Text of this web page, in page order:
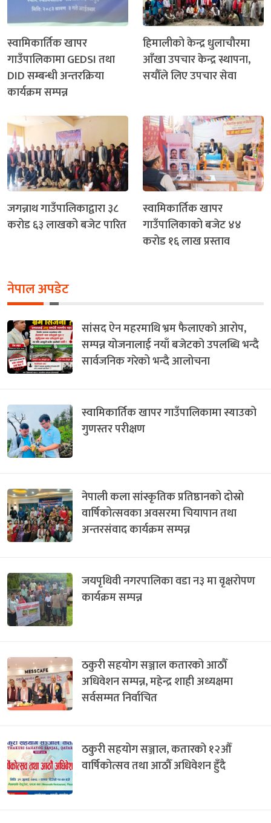
स्वामिकार्तिक खापर
गाउँपालिकामा GEDSI तथा
DID सम्बन्धी अन्तरक्रिया
कार्यक्रम सम्पन्न
हिमालीको केन्द्र धुलाचौरमा
आँखा उपचार केन्द्र स्थापना,
सयौँले लिए उपचार सेवा
जगन्नाथ गाउँपालिकाद्वारा ३८
करोड ६३ लाखको बजेट पारित
स्वामिकार्तिक खापर
गाउँपालिकाको बजेट ४४
करोड १६ लाख प्रस्ताव
नेपाल अपडेट
सांसद ऐन महरमाथि भ्रम फैलाएको आरोप,
सम्पन्न योजनालाई नयाँ बजेटको उपलब्धि भन्दै
सार्वजनिक गरेको भन्दै आलोचना
स्वामिकार्तिक खापर गाउँपालिकामा स्याउको
गुणस्तर परीक्षण
नेपाली कला सांस्कृतिक प्रतिष्ठानको दोस्रो
वार्षिकोत्सवका अवसरमा चियापान तथा
अन्तरसंवाद कार्यक्रम सम्पन्न
जयपृथिवी नगरपालिका वडा न३ मा वृक्षरोपण
कार्यक्रम सम्पन्न
ठकुरी सहयोग सञ्जाल कतारको आठौँ
अधिवेशन सम्पन्न, महेन्द्र शाही अध्यक्षमा
सर्वसम्मत निर्वाचित
ठकुरी सहयोग सञ्जाल, कतारको १२औँ
वार्षिकोत्सव तथा आठौँ अधिवेशन हुँदै